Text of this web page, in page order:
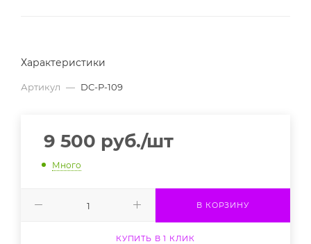
Характеристики
Артикул — DC-Р-109
9 500 руб./шт
Много
В КОРЗИНУ
КУПИТЬ В 1 КЛИК